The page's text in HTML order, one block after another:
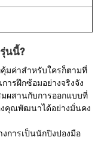
นนี้?
คุ้มค่าสำหรับใครก็ตามที่
ารฝึกซ้อมอย่างจริงจัง
ผสานกับการออกแบบที่
คุณพัฒนาได้อย่างมั่นคง
การเป็นนักปิงปองมือ